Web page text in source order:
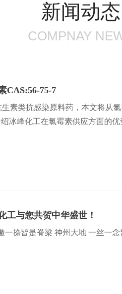
新闻动态
COMPNAY
CAS:56-75-7
素类抗感染原料药，本文将从
冰峰化工在氯霉素供应方面的优
工与您共贺中华盛世！
一捺皆是脊梁 神州大地 一丝一